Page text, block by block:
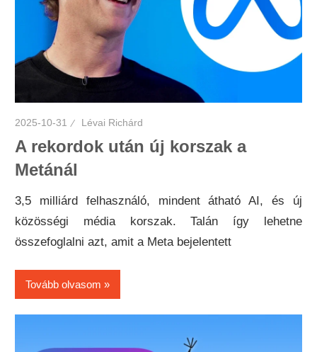
2025-10-31 Lévai Richárd
A rekordok után új korszak a
Metánál
3,5 milliárd felhasználó, mindent átható AI, és új
közösségi média korszak. Talán így lehetne
összefoglalni azt, amit a Meta bejelentett
Tovább olvasom